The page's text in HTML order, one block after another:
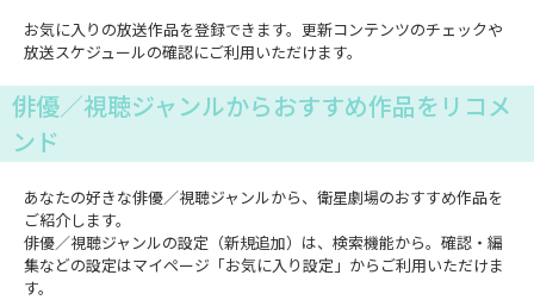
お気に入りの放送作品を登録できます。更新コンテンツのチェックや
放送スケジュールの確認にご利用いただけます。
俳優／視聴ジャンルからおすすめ作品をリコメ
ンド
あなたの好きな俳優／視聴ジャンルから、衛星劇場のおすすめ作品を
ご紹介します。
俳優／視聴ジャンルの設定（新規追加）は、検索機能から。確認・編
集などの設定はマイページ「お気に入り設定」からご利用いただけま
す。